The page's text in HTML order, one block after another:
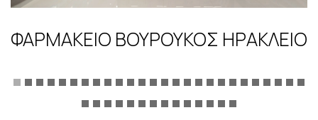
ΦΑΡΜΑΚΕΊΟ ΒΟΥΡΟΎΚΟΣ ΗΡΑΚΛΕΙΟ